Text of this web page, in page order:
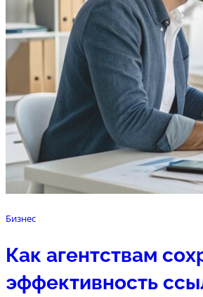
Бизнес
Как агентствам
эффективность